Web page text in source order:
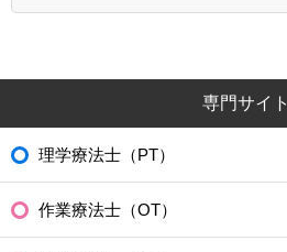
専門サイト
理学療法士（PT）
作業療法士（OT）